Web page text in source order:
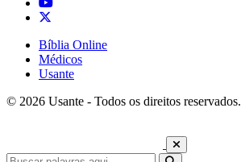
Bíblia Online
Médicos
Usante
© 2026 Usante - Todos os direitos reservados.